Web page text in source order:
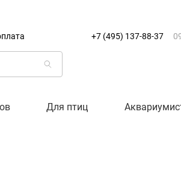
+7 (495) 137-88-37
Для птиц
c/d
+7 (495) 137-88-37
Корзина